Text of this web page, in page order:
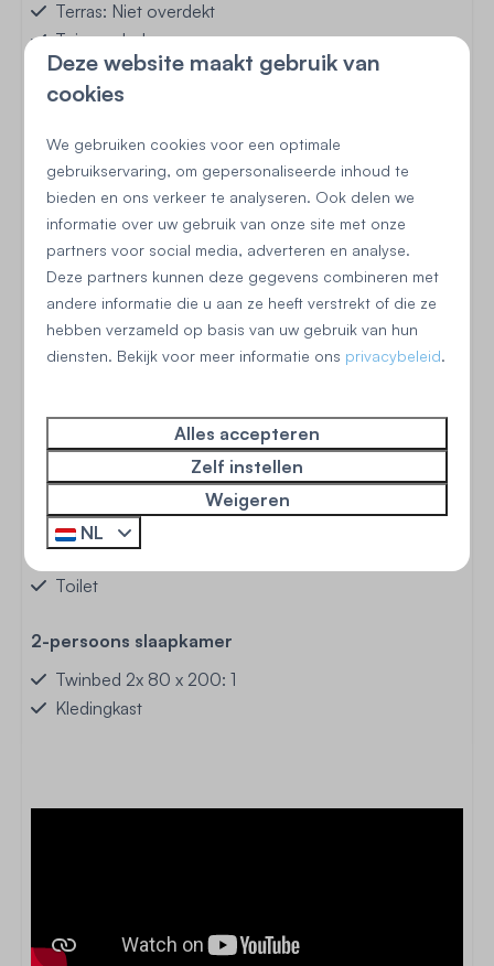
Terras: Niet overdekt
Tuinmeubels
Speeltuin in de buurt
Begane grond
Woonkamer-keuken
Geen vaatwasser aanwezig
Koelkast: Met vriesvak
Gasfornuis: 4-pits
Elektrische waterkoker
Badkamer
Douche
Toilet
2-persoons slaapkamer
Twinbed 2x 80 x 200: 1
Kledingkast
Deze website maakt gebruik van
cookies
We gebruiken cookies voor een optimale
gebruikservaring, om gepersonaliseerde inhoud te
bieden en ons verkeer te analyseren. Ook delen we
informatie over uw gebruik van onze site met onze
partners voor social media, adverteren en analyse.
Deze partners kunnen deze gegevens combineren met
andere informatie die u aan ze heeft verstrekt of die ze
hebben verzameld op basis van uw gebruik van hun
diensten. Bekijk voor meer informatie ons privacybeleid.
Alles accepteren
Zelf instellen
Weigeren
NL